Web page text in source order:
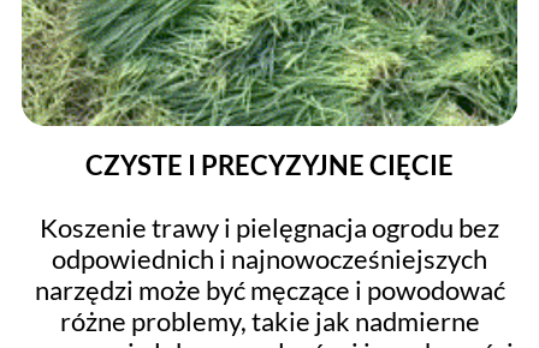
CZYSTE I PRECYZYJNE CIĘCIE
Koszenie trawy i pielęgnacja ogrodu bez
odpowiednich i najnowocześniejszych
narzędzi może być męczące i powodować
różne problemy, takie jak nadmierne